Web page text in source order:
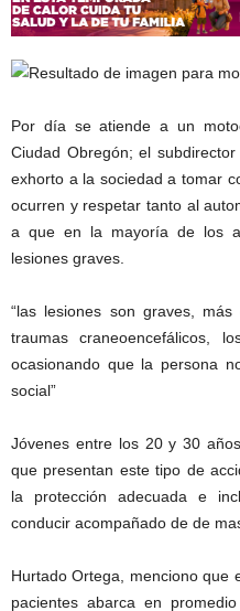
Por día se atiende a un
Ciudad Obregón; el
exhorto a la sociedad a tomar
ocurren y respetar tanto al
a que en la mayoría de los
lesiones graves.
“las lesiones son graves,
traumas craneoencefálicos,
ocasionando que la persona
social”
Jóvenes entre los 20 y 30
que presentan este tipo de
la protección adecuada e
conducir acompañado de de
Hurtado Ortega, menciono que
pacientes abarca en